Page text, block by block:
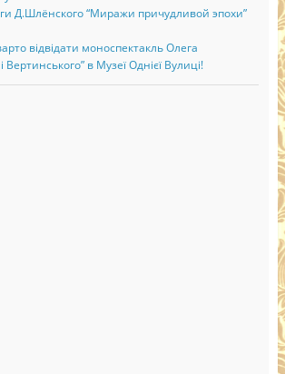
Д.Шлёнского “Миражи причудливой эпохи”
відвідати моноспектакль Олега
Вертинського” в Музеї Однієї Вулиці!